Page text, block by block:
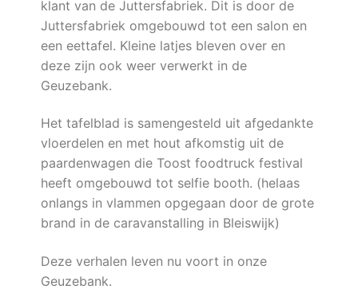
klant van de Juttersfabriek. Dit is door de
Juttersfabriek omgebouwd tot een salon en
een eettafel. Kleine latjes bleven over en
deze zijn ook weer verwerkt in de
Geuzebank.
Het tafelblad is samengesteld uit afgedankte
vloerdelen en met hout afkomstig uit de
paardenwagen die Toost foodtruck festival
heeft omgebouwd tot selfie booth. (helaas
onlangs in vlammen opgegaan door de grote
brand in de caravanstalling in Bleiswijk)
Deze verhalen leven nu voort in onze
Geuzebank.